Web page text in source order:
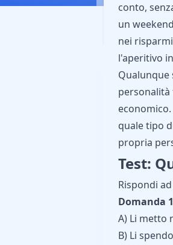
conto,
un
nei
l'aperitivo
Qualunque
quale tipo
propria
Test:
Rispondi
Domanda
A) Li metto
B) Li